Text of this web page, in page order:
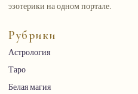
эзотерики на одном портале.
Рубрики
Астрология
Таро
Белая магия